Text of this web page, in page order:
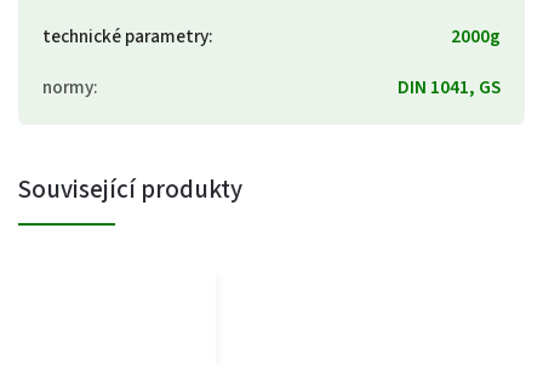
technické parametry:
2000g
normy: DIN 1041, GS
Související produkty